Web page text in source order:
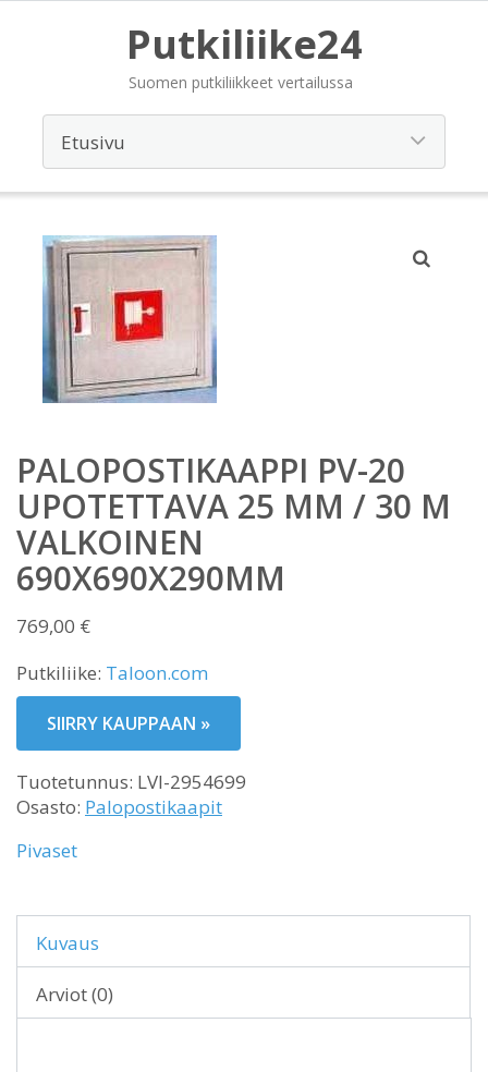
Putkiliike24
Suomen putkiliikkeet vertailussa
PALOPOSTIKAAPPI PV-20
UPOTETTAVA 25 MM / 30 M
VALKOINEN
690X690X290MM
769,00 €
Putkiliike: Taloon.com
SIIRRY KAUPPAAN »
Tuotetunnus: LVI-2954699
Osasto: Palopostikaapit
Pivaset
Kuvaus
Arviot (0)